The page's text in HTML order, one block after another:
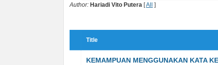
Author: Hariadi Vito Putera [All ]
Title
KEMAMPUAN MENGGUNAKAN KATA